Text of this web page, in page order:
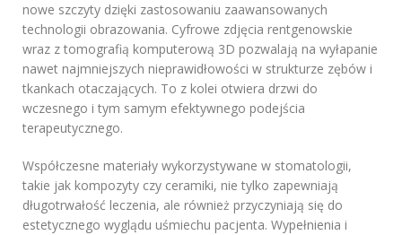
nowe szczyty dzięki zastosowaniu zaawansowanych
technologii obrazowania. Cyfrowe zdjęcia rentgenowskie
wraz z tomografią komputerową 3D pozwalają na wyłapanie
nawet najmniejszych nieprawidłowości w strukturze zębów i
tkankach otaczających. To z kolei otwiera drzwi do
wczesnego i tym samym efektywnego podejścia
terapeutycznego.
Współczesne materiały wykorzystywane w stomatologii,
takie jak kompozyty czy ceramiki, nie tylko zapewniają
długotrwałość leczenia, ale również przyczyniają się do
estetycznego wyglądu uśmiechu pacjenta. Wypełnienia i